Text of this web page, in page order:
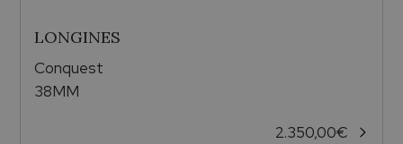
LONGINES
Conquest
38MM
2.350,00€